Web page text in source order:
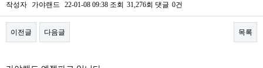
작성자 가야랜드 22-01-08 09:38 조회 31,276회 댓글 0건
이전글 다음글 목록